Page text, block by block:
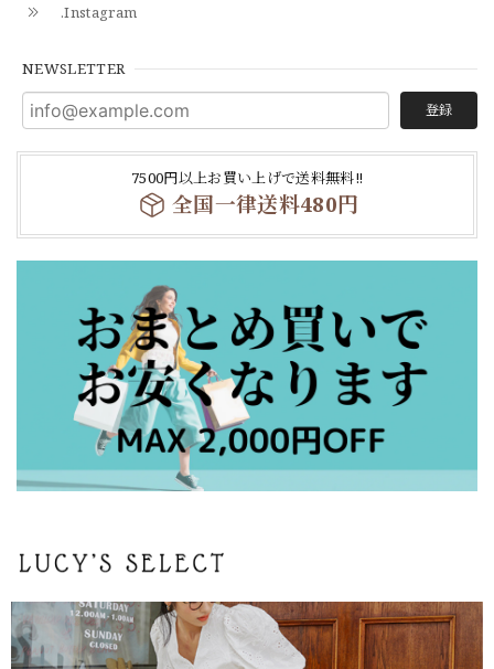
.Instagram
NEWSLETTER
登録
7500円以上お買い上げで送料無料‼
全国一律送料480円